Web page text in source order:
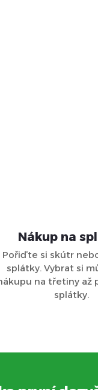
Nákup na
Pořiďte si skútr
splátky. Vybrat si
na třetiny až
splátky.